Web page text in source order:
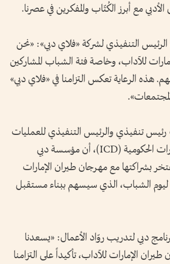
مع أبرز الكُتّاب والمفكرين في عصرنا.
التنفيذي لشركة «فلاي دبي»: «نحن
للآداب، وخاصة فئة الشباب المشاركين
هذه الرعاية تعكس التزامنا في «فلاي دبي»
رئيس تنفيذي والرئيس التنفيذي للعمليات
في مؤسسة دبي للاستثمارات الحكومية (ICD)، أن مؤسسة دبي
بشراكتها مع مهرجان طيران الإمارات
ليوم الشباب، الذي سيسهم ببناء مستقبل
دبي لتدريب روّاد الأعمال: «يسعدنا
الإمارات للآداب، تأكيداً على التزامنا